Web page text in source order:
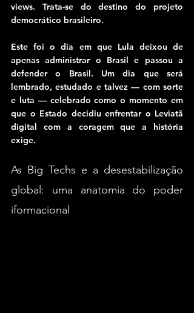
views. Trata-se do destino do projeto
democrático brasileiro.
Este foi o dia em que Lula deixou de
apenas administrar o Brasil e passou a
defender o Brasil. Um dia que será
lembrado, estudado e talvez — com sorte
e luta — celebrado como o momento em
que o Estado decidiu enfrentar o Leviatã
digital com a coragem que a história
exige.
As Big Techs e a desestabilização
global: uma anatomia do poder
iformacional